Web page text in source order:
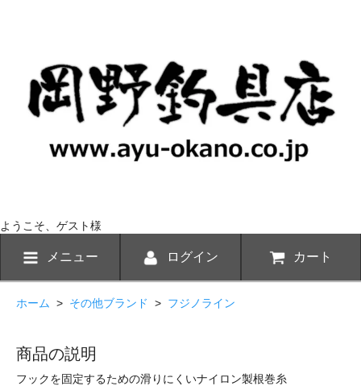
ようこそ、ゲスト様
メニュー ログイン カート
ホーム > その他ブランド > フジノライン
商品の説明
フックを固定するための滑りにくいナイロン製根巻糸